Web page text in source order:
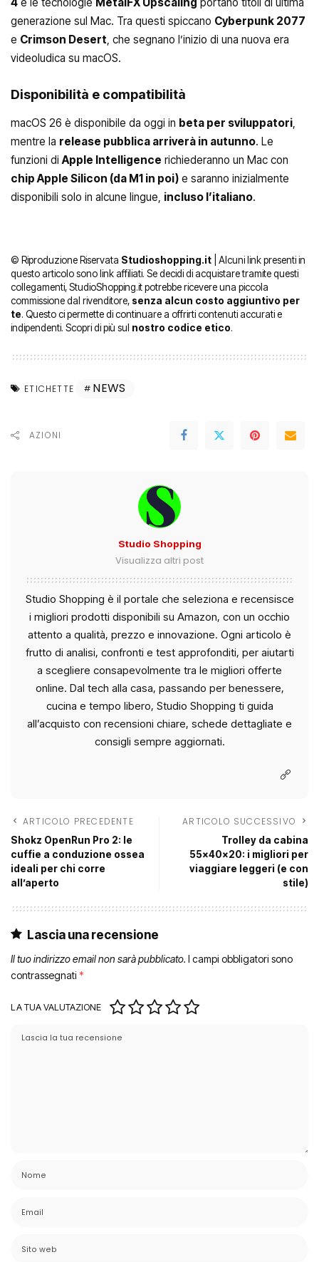
generazione sul Mac. Tra questi spiccano Cyberpunk 2077
e Crimson Desert, che segnano l’inizio di una nuova era
videoludica su macOS.
Disponibilità e compatibilità
macOS 26 è disponibile da oggi in beta per sviluppatori,
mentre la release pubblica arriverà in autunno. Le
funzioni diApple Intelligence richiederanno un Mac con
chip Apple Silicon (da M1 in poi) e saranno inizialmente
disponibili solo in alcune lingue, incluso l’italiano.
© Riproduzione Riservata Studioshopping.it | Alcuni link presenti in
questo articolo sono link affiliati. Se decidi di acquistare tramite questi
collegamenti, StudioShopping.it potrebbe ricevere una piccola
commissione dal rivenditore, senza alcun costo aggiuntivo per
te. Questo ci permette di continuare a offrirti contenuti accurati e
indipendenti. Scopri di più sul nostro codice etico.
ETICHETTE NEWS
AZIONI
Studio Shopping
Visualizza altri post
Studio Shopping è il portale che seleziona e recensisce
i migliori prodotti disponibili su Amazon, con un occhio
attento a qualità, prezzo e innovazione. Ogni articolo è
frutto di analisi, confronti e test approfonditi, per aiutarti
a scegliere consapevolmente tra le migliori offerte
online. Dal tech alla casa, passando per benessere,
cucina e tempo libero, Studio Shopping ti guida
all’acquisto con recensioni chiare, schede dettagliate e
consigli sempre aggiornati.
ARTICOLO PRECEDENTE
Shokz OpenRun Pro 2: le
cuffie a conduzione ossea
ideali per chi corre
all’aperto
ARTICOLO SUCCESSIVO
Trolley da cabina
55x40x20: i migliori per
viaggiare leggeri (e con
stile)
Lascia una recensione
Il tuo indirizzo email non sarà pubblicato. I campi obbligatori sono
contrassegnati *
LA TUA VALUTAZIONE